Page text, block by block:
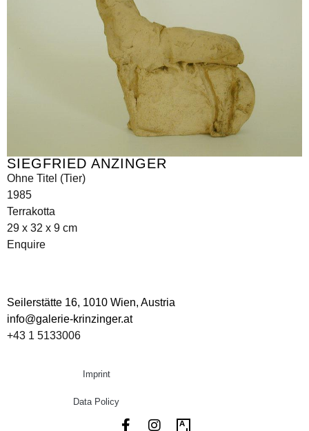
SIEGFRIED ANZINGER
Ohne Titel (Tier)
1985
Terrakotta
29 x 32 x 9 cm
Enquire
Seilerstätte 16, 1010 Wien, Austria
info@galerie-krinzinger.at
+43 1 5133006
Imprint
Data Policy